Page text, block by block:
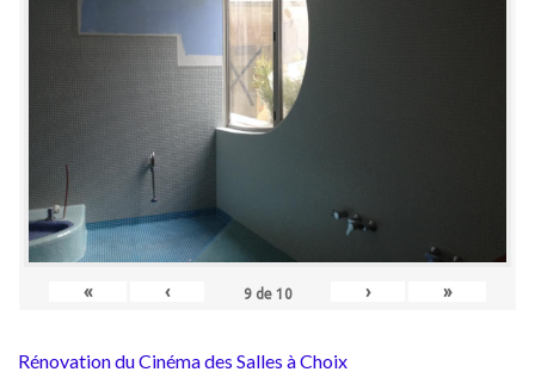
« ‹ 9de 10 › »
Rénovation du Cinéma des Salles à Choix